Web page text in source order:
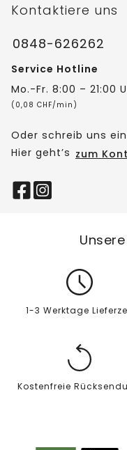
Kontaktiere uns
0848-626262
Service Hotline
Mo.-Fr. 8:00 – 21:00
(0,08 CHF/min)
Oder schreib uns
Hier geht’s zum
1-3 Werktage
Kostenfreie